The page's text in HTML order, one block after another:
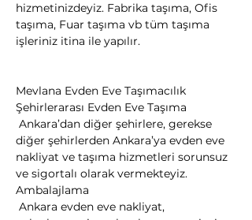
hizmetinizdeyiz. Fabrika taşıma, Ofis
taşıma, Fuar taşıma vb tüm taşıma
işleriniz itina ile yapılır.
Mevlana Evden Eve Taşımacılık
Şehirlerarası Evden Eve Taşıma
diğer şehirlerden Ankara’ya evden eve
nakliyat ve taşıma hizmetleri sorunsuz
ve sigortalı olarak vermekteyiz.
Ambalajlama